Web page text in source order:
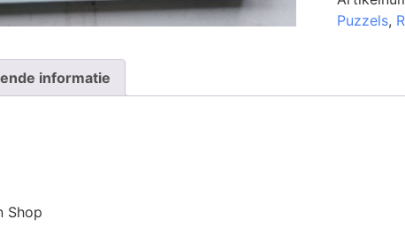
Puzzels,
informatie
Shop